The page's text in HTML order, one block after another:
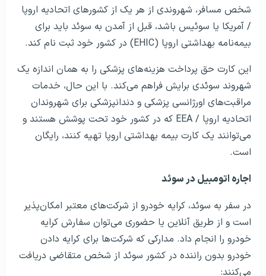
شخص مسافر، شهروندی از هر یک از کشورهای اتحادیه اروپا
/ آمریكا یا سوئیس باشد، قبل از آمدن به سوئد باید برای
بیمه‌نامه بهداشتی اروپا (EHIC) در كشور خود ثبت نام كند.
این کارت حق پرداخت هزینه‌های پزشکی را به همان اندازه یک
شهروند سوئدی برایش فراهم می­‌کند. با این حال، خدمات
مراقبت‌های اورژانسی پزشکی و دندانپزشکی برای شهروندان
اتحادیه اروپا / EEA که در کشور خود تحت پوشش هستند و
می‌توانند یک کارت بیمه بهداشتی اروپا تهیه کنند، رایگان
است.
اجاره اتومبیل در سوئد
در سفر به سوئد، کرایه خودرو از شرکت‌های معتبر امکان‌پذیر
است و از طریق آنلاین یا حضوری می‌توان سفارش کرایه
خودرو را انجام داد. مدارکی که شرکت‌ها برای کرایه دادن
خودرو بدون راننده در کشور سوئد از شخص متقاضی دریافت
می‌کنند: